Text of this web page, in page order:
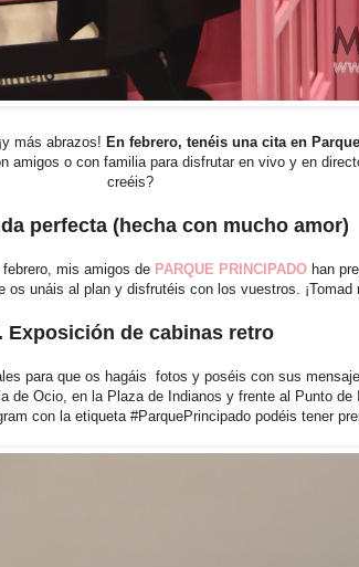
más abrazos! En febrero, tenéis una cita en
amigos o con familia para disfrutar en vivo y en
creéis?
perfecta (hecha con mucho amor)
mis amigos de PARQUE PRINCIPADOhan
os unáis al plan y disfrutéis con los vuestros. ¡Tomad
Exposición de cabinas retro
para que os hagáis fotos y poséis con sus
de Ocio, en la Plaza de Indianos y frente al Punto
con la etiqueta #ParquePrincipado podéis tener